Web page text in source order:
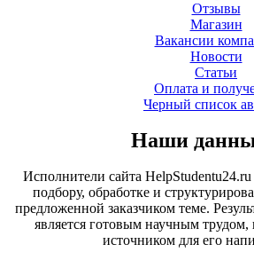
Отзывы
Магазин
Вакансии
Новости
Статьи
Оплата и
Черный список
Наши
Исполнители сайта
подбору, обработке и
предложенной заказчиком теме.
является готовым научным
источником для его